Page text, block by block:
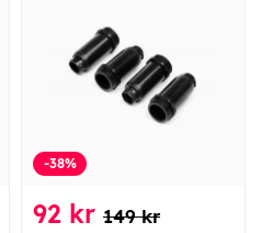
-38%
92 kr 149 kr